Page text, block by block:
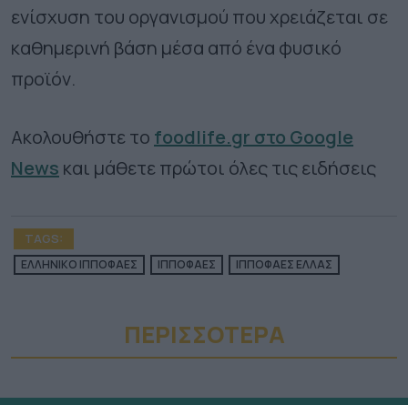
ενίσχυση του οργανισμού που χρειάζεται σε
καθημερινή βάση μέσα από ένα φυσικό
προϊόν.
Ακολουθήστε το foodlife.gr στο Google
News και μάθετε πρώτοι όλες τις ειδήσεις
TAGS:
ΕΛΛΗΝΙΚΟ ΙΠΠΟΦΑΕΣ ΙΠΠΟΦΑΕΣ ΙΠΠΟΦΑΕΣ ΕΛΛΑΣ
ΠΕΡΙΣΣΟΤΕΡA